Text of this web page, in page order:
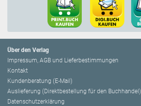
Über den Verlag
Impressum, AGB und Lieferbestimmungen
Kontakt
Kundenberatung (E-Mail)
Auslieferung (Direktbestellung für den Buchhandel)
Datenschutzerklärung